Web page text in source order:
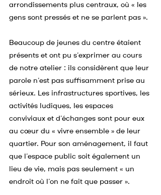
arrondissements plus centraux, où « les
gens sont pressés et ne se parlent pas ».
Beaucoup de jeunes du centre étaient
présents et ont pu s’exprimer au cours
de notre atelier : ils considèrent que leur
parole n’est pas suffisamment prise au
sérieux. Les infrastructures sportives, les
activités ludiques, les espaces
conviviaux et d’échanges sont pour eux
au cœur du « vivre ensemble » de leur
quartier. Pour son aménagement, il faut
que l’espace public soit également un
lieu de vie, mais pas seulement « un
endroit où l’on ne fait que passer ».